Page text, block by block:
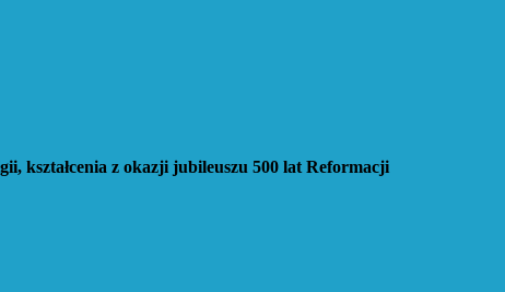
kształcenia z okazji jubileuszu 500 lat Reformacji